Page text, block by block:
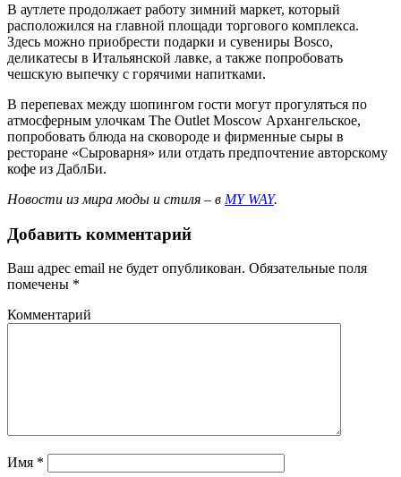
В аутлете продолжает работу зимний маркет, который
расположился на главной площади торгового комплекса.
Здесь можно приобрести подарки и сувениры Bosco,
деликатесы в Итальянской лавке, а также попробовать
чешскую выпечку с горячими напитками.
В перепевах между шопингом гости могут прогуляться по
атмосферным улочкам The Outlet Moscow Архангельское,
попробовать блюда на сковороде и фирменные сыры в
ресторане «Сыроварня» или отдать предпочтение авторскому
кофе из ДаблБи.
Новости из мира моды и стиля – в MY WAY.
Добавить комментарий
Ваш адрес email не будет опубликован. Обязательные поля
помечены *
Комментарий
Имя *